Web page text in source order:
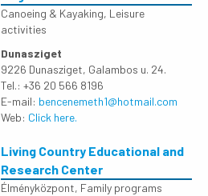
Canoeing & Kayaking, Leisure
activities
Dunasziget
9226 Dunasziget, Galambos u. 24.
Tel.: +36 20 566 8196
E-mail: bencenemeth1@hotmail.com
Web: Click here.
Living Country Educational and
Research Center
Élményközpont, Family programs